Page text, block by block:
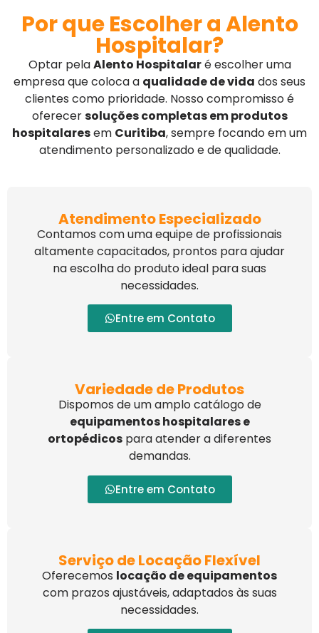
Por que Escolher a Alento
Hospitalar?
Optar pelaAlento Hospitalaré escolher uma
empresa que coloca a qualidade de vida dos seus
clientes como prioridade. Nosso compromisso é
oferecersoluções completas em produtos
hospitalaresem Curitiba, sempre focando em um
atendimento personalizado e de qualidade.
Atendimento Especializado
Contamos com uma equipe de profissionais
altamente capacitados, prontos para ajudar
na escolha do produto ideal para suas
necessidades.
Entre em Contato
Variedade de Produtos
Dispomos de um amplo catálogo de
equipamentos hospitalares e
ortopédicos para atender a diferentes
demandas.
Entre em Contato
Serviço de Locação Flexível
Oferecemos locação de equipamentos
com prazos ajustáveis, adaptados às suas
necessidades.